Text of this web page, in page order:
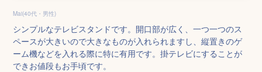
Mai(40代・男性)
シンプルなテレビスタンドです。開口部が広く、一つ一つのス
ペースが大きいので大きなものが入れられますし、縦置きのゲ
ーム機などを入れる際に特に有用です。掛テレビにすることが
できお値段もお手頃です。